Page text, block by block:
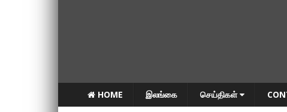
HOME இலங்கை செய்திகள்